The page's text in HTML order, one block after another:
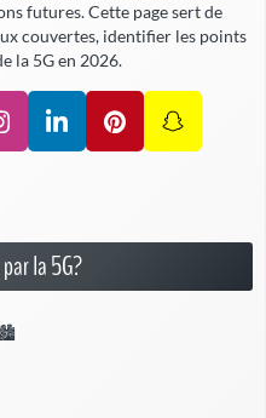
futures. Cette page sert de
couvertes, identifier les points
la 5G en 2026.
la 5G?
🏙️